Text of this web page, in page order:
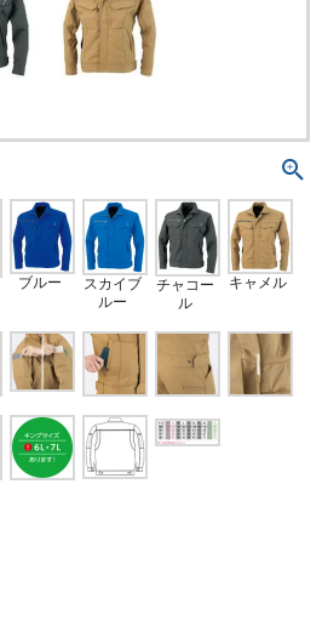
ブルー
スカイブ
ルー
チャコー
ル
キャメル